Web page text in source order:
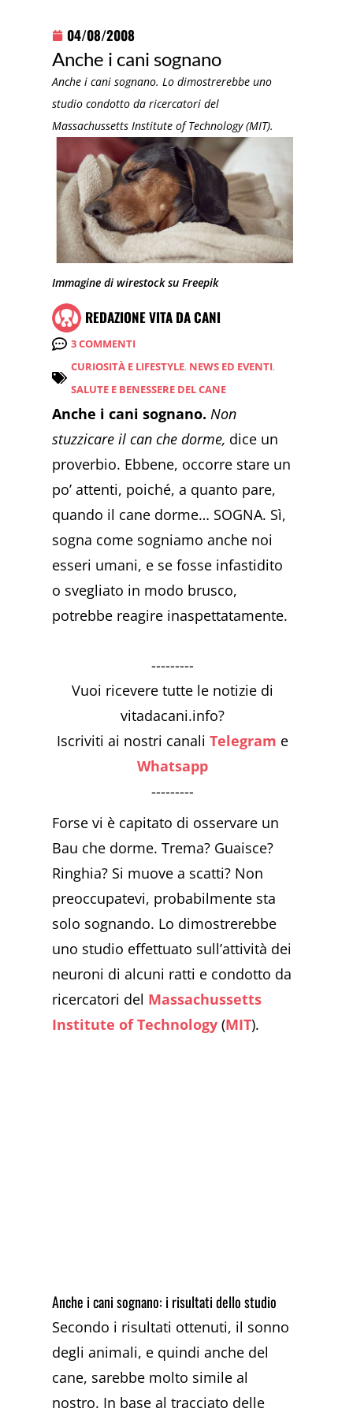
04/08/2008
Anche i cani sognano
Anche i cani sognano. Lo dimostrerebbe uno
studio condotto da ricercatori del
Massachussetts Institute of Technology (MIT).
Immagine di wirestock su Freepik
REDAZIONE VITA DA CANI
3 COMMENTI
CURIOSITÀ E LIFESTYLE, NEWS ED EVENTI,
SALUTE E BENESSERE DEL CANE
Anche i cani sognano. Non
stuzzicare il can che dorme, dice un
proverbio. Ebbene, occorre stare un
po’ attenti, poiché, a quanto pare,
quando il cane dorme… SOGNA. Sì,
sogna come sogniamo anche noi
esseri umani, e se fosse infastidito
o svegliato in modo brusco,
potrebbe reagire inaspettatamente.
---------
Vuoi ricevere tutte le notizie di
vitadacani.info?
Iscriviti ai nostri canaliTelegram e
Whatsapp
---------
Forse vi è capitato di osservare un
Bau che dorme. Trema? Guaisce?
Ringhia? Si muove a scatti? Non
preoccupatevi, probabilmente sta
solo sognando. Lo dimostrerebbe
uno studio effettuato sull’attività dei
neuroni di alcuni ratti e condotto da
ricercatori del Massachussetts
Institute of Technology (MIT).
Anche i cani sognano: i risultati dello studio
Secondo i risultati ottenuti, il sonno
degli animali, e quindi anche del
cane, sarebbe molto simile al
nostro. In base al tracciato delle